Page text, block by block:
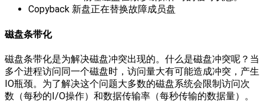
Copyback 新盘正在替换故障成员盘
磁盘条带化
磁盘条带化是为解决磁盘冲突出现的。什么是磁盘冲突呢？当
多个进程访问同一个磁盘时，访问量大有可能造成冲突，产生
IO瓶颈。为了解决这个问题大多数的磁盘系统会限制访问次
数（每秒的I/O操作）和数据传输率（每秒传输的数据量）。